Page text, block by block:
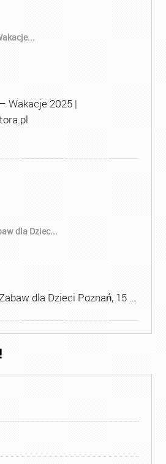
Wakacje 2025 |
dla Dziec...
dla Dzieci Poznań, 15 …